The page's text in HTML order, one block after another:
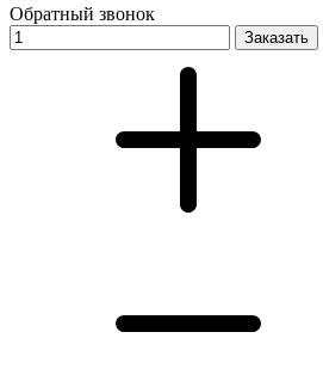
Обратный звонок
Заказать